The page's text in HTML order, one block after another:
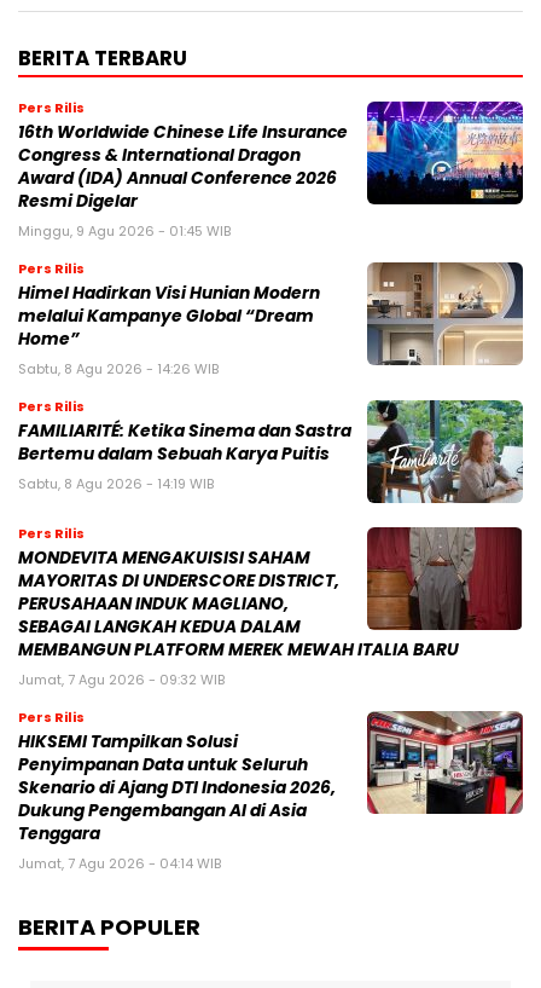
BERITA TERBARU
Pers Rilis
16th Worldwide Chinese Life Insurance
Congress & International Dragon
Award (IDA) Annual Conference 2026
Resmi Digelar
Minggu, 9 Agu 2026 - 01:45 WIB
Pers Rilis
Himel Hadirkan Visi Hunian Modern
melalui Kampanye Global “Dream
Home”
Sabtu, 8 Agu 2026 - 14:26 WIB
Pers Rilis
FAMILIARITÉ: Ketika Sinema dan Sastra
Bertemu dalam Sebuah Karya Puitis
Sabtu, 8 Agu 2026 - 14:19 WIB
Pers Rilis
MONDEVITA MENGAKUISISI SAHAM
MAYORITAS DI UNDERSCORE DISTRICT,
PERUSAHAAN INDUK MAGLIANO,
SEBAGAI LANGKAH KEDUA DALAM
MEMBANGUN PLATFORM MEREK MEWAH ITALIA BARU
Jumat, 7 Agu 2026 - 09:32 WIB
Pers Rilis
HIKSEMI Tampilkan Solusi
Penyimpanan Data untuk Seluruh
Skenario di Ajang DTI Indonesia 2026,
Dukung Pengembangan AI di Asia
Tenggara
Jumat, 7 Agu 2026 - 04:14 WIB
BERITA POPULER